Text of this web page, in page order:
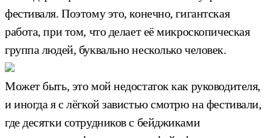
фестиваля. Поэтому это, конечно, гигантская
работа, при том, что делает её микроскопическая
группа людей, буквально несколько человек.
Может быть, это мой недостаток как руководителя,
и иногда я с лёгкой завистью смотрю на фестивали,
где десятки сотрудников с бейджиками